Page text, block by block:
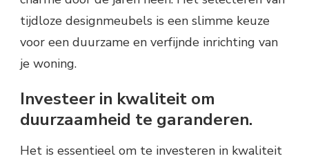
tijdloze designmeubels is een slimme keuze
voor een duurzame en verfijnde inrichting van
je woning.
Investeer in kwaliteit om
duurzaamheid te garanderen.
Het is essentieel om te investeren in kwaliteit